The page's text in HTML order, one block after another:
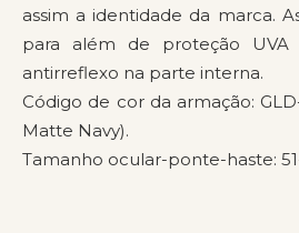
assim a identidade da marca.
para além de proteção UVA
antirreflexo na parte interna.
Código de cor da armação:
Matte Navy).
Tamanho ocular-ponte-haste: